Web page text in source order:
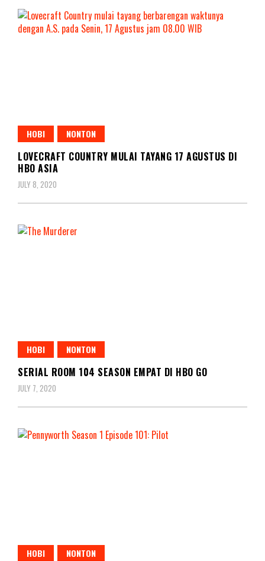
HOBI NONTON
LOVECRAFT COUNTRY MULAI TAYANG 17 AGUSTUS DI
HBO ASIA
JULY 8, 2020
HOBI NONTON
SERIAL ROOM 104 SEASON EMPAT DI HBO GO
JULY 7, 2020
HOBI NONTON